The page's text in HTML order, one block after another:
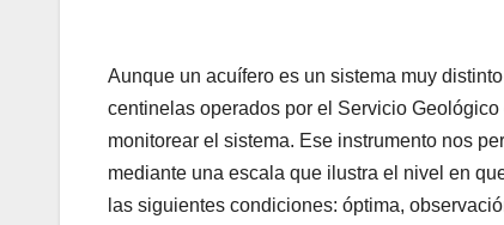
Aunque un acuífero es un sistema muy
centinelas operados por el Servicio
monitorear el sistema. Ese instrumento nos
mediante una escala que ilustra el nivel en
las siguientes condiciones: óptima,